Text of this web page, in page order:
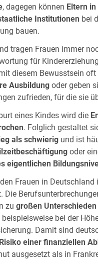
, dagegen können Eltern
Institutionen bei
bauen.
tragen Frauen immer
für
diesem Bewusstsein oft
Ausbildung oder geben
zufrieden, für die sie
eines Kindes wird die
. Folglich gestaltet
als schwierig und ist
oder
eigentlichen
Frauen in Deutschland
Die
zu großen
beispielsweise bei der
Damit sind
Risiko einer finanziellen
ausgesetzt als in